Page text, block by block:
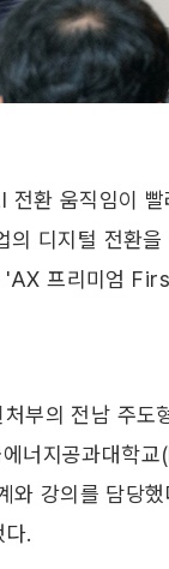
전환 움직임이
의 디지털 전환
'AX 프리미엄
부의 전남 주
에너지공과대학
와 강의를 담당
.